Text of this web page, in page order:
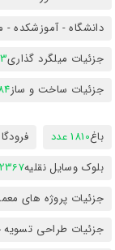
دانشگاه - آموزشکده -
جزئیات میلگرد گذاری573
جزئیات ساخت و ساز7484
باغ1810 عدد فرودگاه
بلوک وسایل نقلیه2367 عدد
جزئیات پروژه های
جزئیات طراحی تسویه